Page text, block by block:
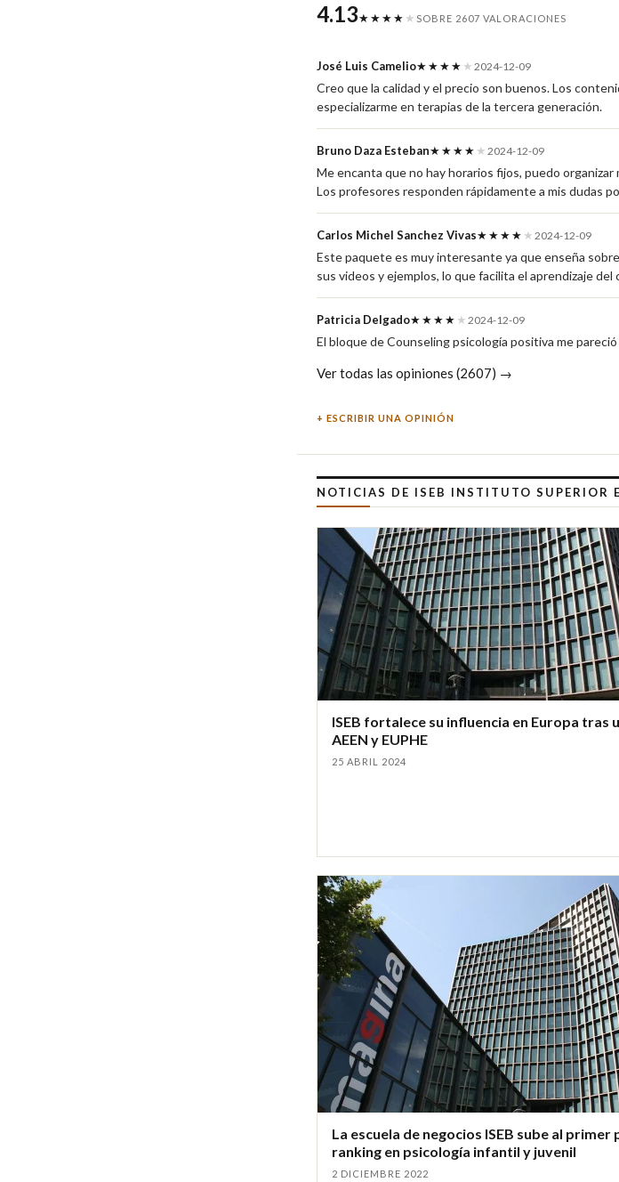
4.13★★★★ ★ SOBRE 2607 VALORACIONES
José Luis Camelio★★★★ ★ 2024-12-09
Creo que la calidad y el precio son buenos. Los
especializarme en terapias de la tercera generación.
Bruno Daza Esteban★★★★ ★ 2024-12-09
Me encanta que no hay horarios fijos, puedo
Los profesores responden rápidamente a mis dudas
Carlos Michel Sanchez Vivas★★★★ ★ 2024-12-09
Este paquete es muy interesante ya que enseña
sus videos y ejemplos, lo que facilita el aprendizaje
Patricia Delgado★★★★ ★ 2024-12-09
El bloque de Counseling psicología positiva me
Ver todas las opiniones (2607) →
ESCRIBIR UNA OPINIÓN
NOTICIAS DE ISEB INSTITUTO SUPERIOR
ISEB fortalece su influencia en Europa tras
AEEN y EUPHE
25 ABRIL 2024
La escuela de negocios ISEB sube al primer
ranking en psicología infantil y juvenil
2 DICIEMBRE 2022